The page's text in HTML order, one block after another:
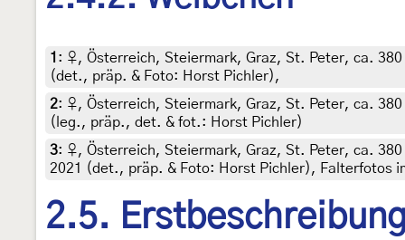
1 : ♀, Österreich, Steiermark, Graz, St. Peter, ca.
(det., präp. & Foto: Horst Pichler),
2: ♀, Österreich, Steiermark, Graz, St. Peter, ca.
(leg., präp., det. & fot.: Horst Pichler)
3: ♀, Österreich, Steiermark, Graz, St. Peter, ca.
2021 (det., präp. & Foto: Horst Pichler), Falterfotos
2.5.